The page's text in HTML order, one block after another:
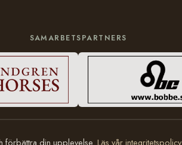
SAMARBETSPARTNERS
förbättra din upplevelse. Läs vår integritetspolicy.